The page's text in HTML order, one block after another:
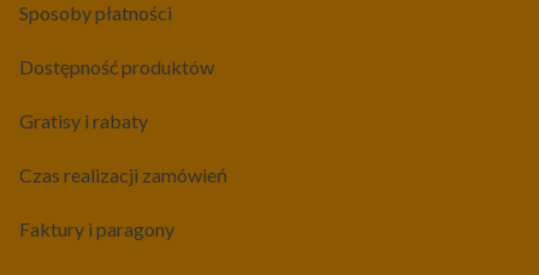
Sposoby płatności
Dostępność produktów
Gratisy i rabaty
Czas realizacji zamówień
Faktury i paragony